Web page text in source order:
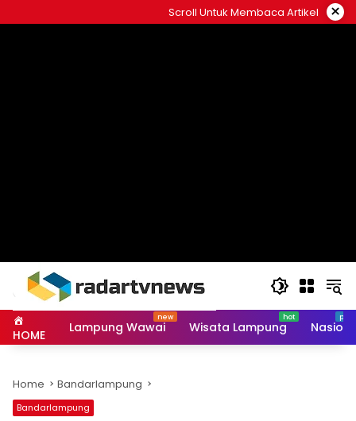
to
Scroll Untuk Membaca Artikel ×
HOME Lampung Wawai Wisata Lampung
Home Bandarlampung
Bandarlampung